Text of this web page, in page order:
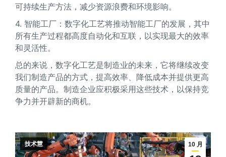
可持续生产方法，减少资源浪费和环境影响。
4. 智能工厂：数字化工艺将推动智能工厂的发展，其中
所有生产过程都高度自动化和互联，以实现最大的效率
和灵活性。
总的来说，数字化工艺是制造业的未来，它将继续改变
我们制造产品的方式，提高效率、降低成本并提供更高
质量的产品。制造企业应积极采用这些技术，以保持竞
争力并开辟新的商机。
10 月
技术慧